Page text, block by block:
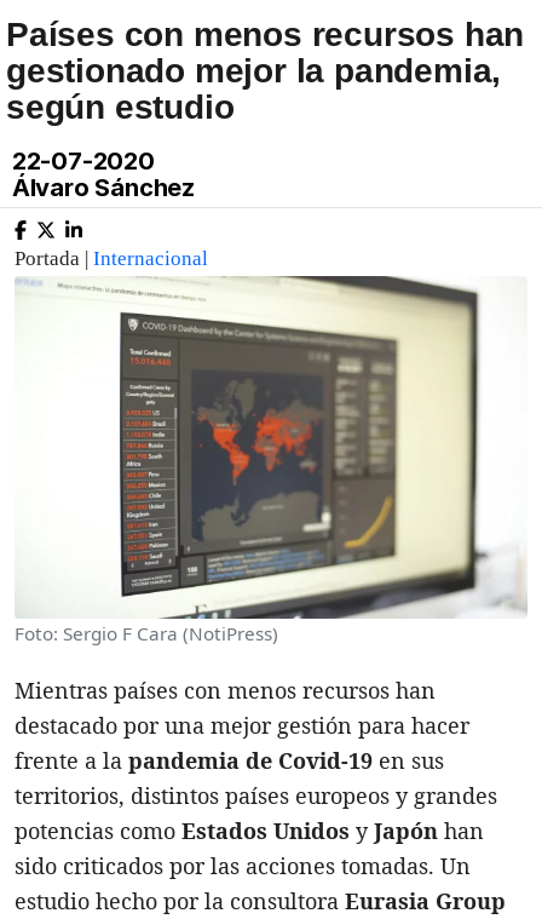
Países con menos recursos han
gestionado mejor la pandemia,
según estudio
22-07-2020
Álvaro Sánchez
Portada | Internacional
Foto: Sergio F Cara (NotiPress)
Mientras países con menos recursos han
destacado por una mejor gestión para hacer
frente a la pandemia de Covid-19 en sus
territorios, distintos países europeos y grandes
potencias como Estados Unidos yJapón han
sido criticados por las acciones tomadas. Un
estudio hecho por la consultora Eurasia Group